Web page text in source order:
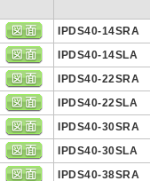
IPDS40-14SRA
IPDS40-14SLA
IPDS40-22SRA
IPDS40-22SLA
IPDS40-30SRA
IPDS40-30SLA
IPDS40-38SRA